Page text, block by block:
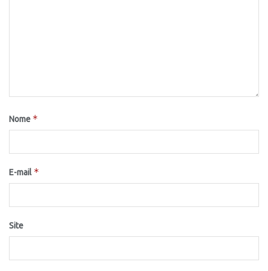
Nome *
E-mail *
Site